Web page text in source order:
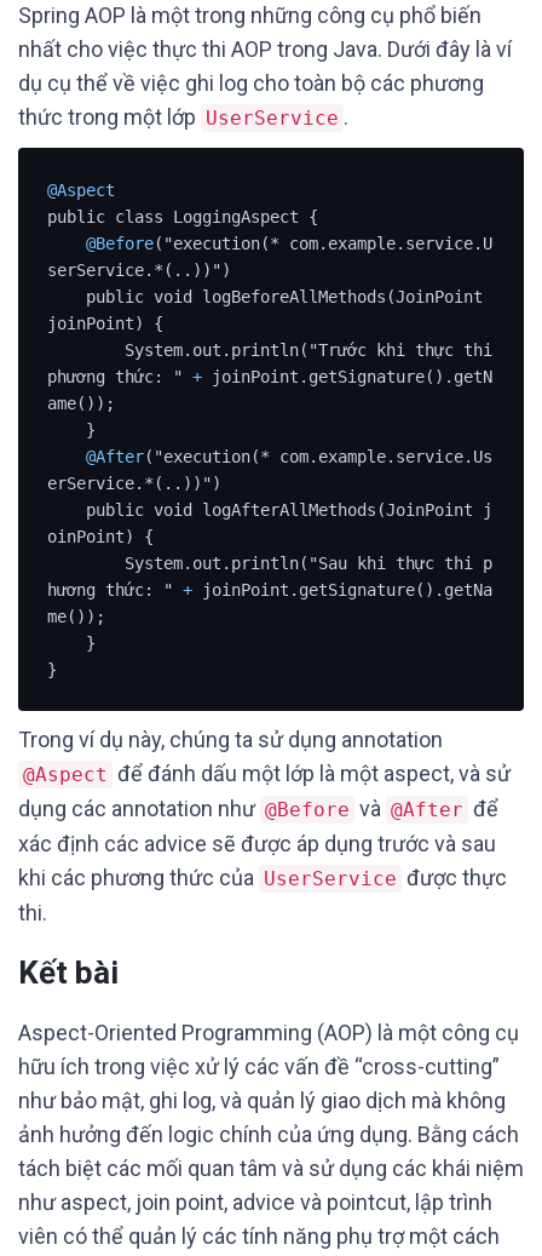
Spring AOP là một trong những công cụ phổ biến
nhất cho việc thực thi AOP trong Java. Dưới đây là ví
dụ cụ thể về việc ghi log cho toàn bộ các phương
thức trong một lớp UserService .
@Aspect
public class LoggingAspect {
@Before("execution(* com.example.service.U
serService.*(..))")
joinPoint) {
phương thức: " + joinPoint.getSignature().getN
ame());
@After("execution(* com.example.service.Us
erService.*(..))")
oinPoint) {
hương thức: " + joinPoint.getSignature().getNa
me());
}
Trong ví dụ này, chúng ta sử dụng annotation
@Aspect để đánh dấu một lớp là một aspect, và sử
dụng các annotation như @Before và @After để
xác định các advice sẽ được áp dụng trước và sau
khi các phương thức của UserService được thực
thi.
Kết bài
Aspect-Oriented Programming (AOP) là một công cụ
hữu ích trong việc xử lý các vấn đề “cross-cutting”
như bảo mật, ghi log, và quản lý giao dịch mà không
ảnh hưởng đến logic chính của ứng dụng. Bằng cách
tách biệt các mối quan tâm và sử dụng các khái niệm
như aspect, join point, advice và pointcut, lập trình
viên có thể quản lý các tính năng phụ trợ một cách